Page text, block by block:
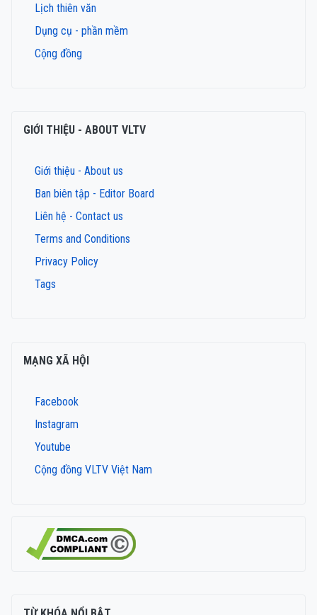
Lịch thiên văn
Dụng cụ - phần mềm
Cộng đồng
GIỚI THIỆU - ABOUT VLTV
Giới thiệu - About us
Ban biên tập - Editor Board
Liên hệ - Contact us
Terms and Conditions
Privacy Policy
Tags
MẠNG XÃ HỘI
Facebook
Instagram
Youtube
Cộng đồng VLTV Việt Nam